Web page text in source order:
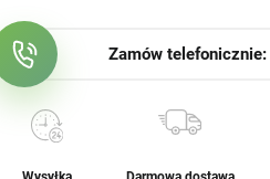
Zamów telefonicznie: